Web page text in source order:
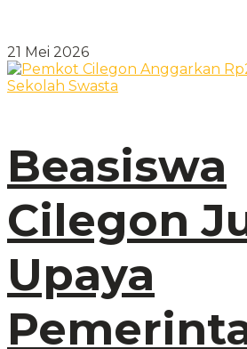
21 Mei 2026
Beasiswa
Cilegon
Upaya